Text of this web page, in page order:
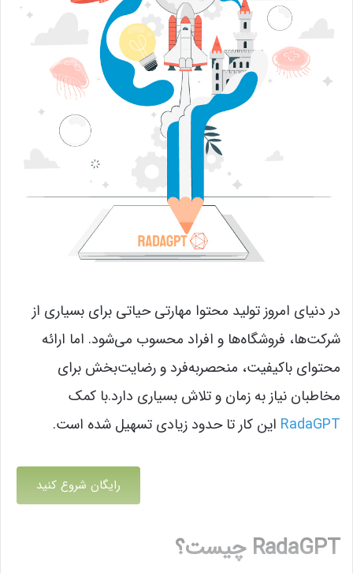
در دنیای امروز تولید محتوا مهارتی حیاتی برای بسیاری از
شرکت‌ها، فروشگاه‌ها و افراد محسوب می‌شود. اما ارائه
محتوای باکیفیت، منحصربه‌فرد و رضایت‌بخش برای
مخاطبان نیاز به زمان و تلاش بسیاری دارد.با کمک
RadaGPT این کار تا حدود زیادی تسهیل شده است.
رایگان شروع کنید
RadaGPT چیست؟